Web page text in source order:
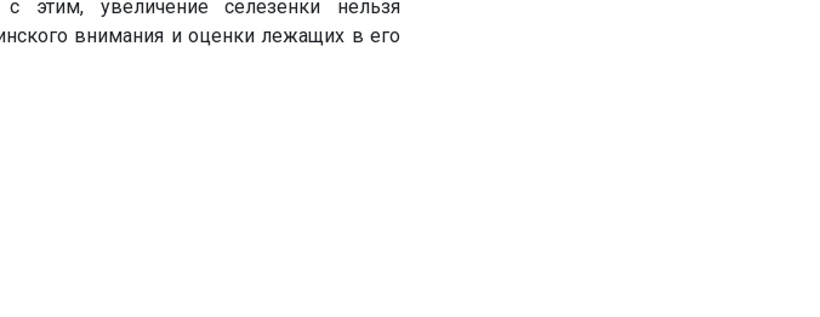
этим, увеличение селезенки нельзя
внимания и оценки лежащих в его